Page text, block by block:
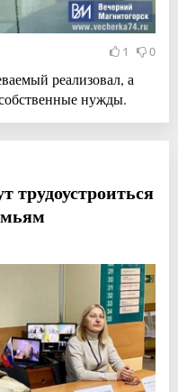
1 0
реализовал, а
нужды.
трудоустроиться